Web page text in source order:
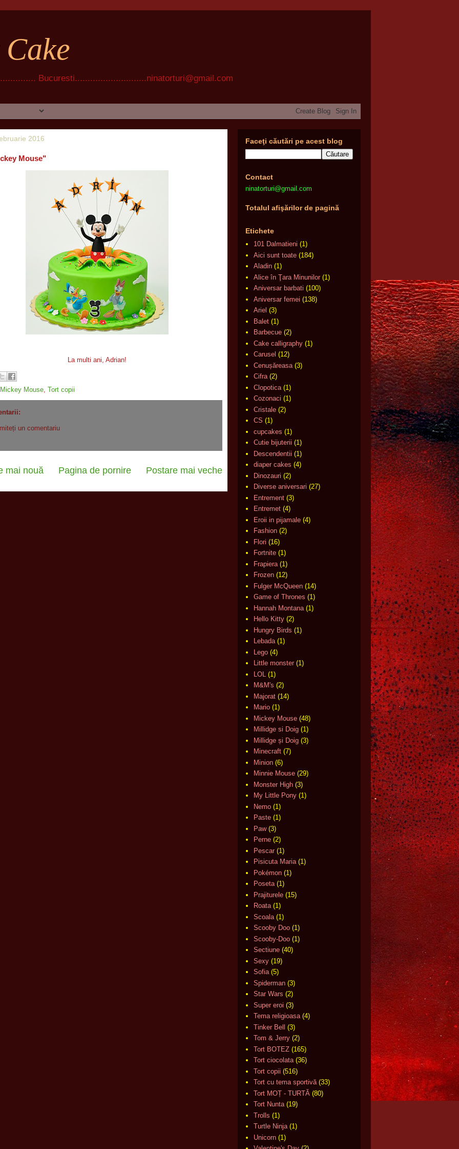
Bucuresti............................ninatorturi@gmail.com
2016
Mouse"
La multi ani, Adrian!
Mickey Mouse, Tort copii
un comentariu
mai nouă Postare mai veche
Pagina de pornire
Faceţi căutări pe acest blog
Contact
ninatorturi@gmail.com
Totalul afişărilor de pagină
Etichete
101 Dalmatieni (1)
Aici sunt toate (184)
Aladin (1)
Alice în Ţara Minunilor (1)
Aniversar barbati (100)
Aniversar femei (138)
Ariel (3)
Balet (1)
Barbecue (2)
Cake calligraphy (1)
Carusel (12)
Cenușăreasa (3)
Cifra (2)
Clopotica (1)
Cozonaci (1)
Cristale (2)
CS (1)
cupcakes (1)
Cutie bijuterii (1)
Descendentii (1)
diaper cakes (4)
Dinozauri (2)
Diverse aniversari (27)
Entrement (3)
Entremet (4)
Eroii in pijamale (4)
Fashion (2)
Flori (16)
Fortnite (1)
Frapiera (1)
Frozen (12)
Fulger McQueen (14)
Game of Thrones (1)
Hannah Montana (1)
Hello Kitty (2)
Hungry Birds (1)
Lebada (1)
Lego (4)
Little monster (1)
LOL
(1)
M&M's (2)
Majorat (14)
Mario (1)
Mickey Mouse (48)
Millidge si Doig (1)
Millidge și Doig (3)
Minecraft (7)
Minion (6)
Minnie Mouse (29)
Monster High (3)
My Little Pony (1)
Nemo (1)
Paste (1)
Paw (3)
Perne (2)
Pescar (1)
Pisicuta Maria (1)
Pokémon (1)
Poseta (1)
Prajiturele (15)
Roata (1)
Scoala (1)
Scooby Doo (1)
Scooby-Doo (1)
Sectiune (40)
Sexy (19)
Sofia (5)
Spiderman (3)
Star Wars (2)
Super eroi (3)
Tema religioasa (4)
Tinker Bell
(3)
Tom & Jerry (2)
Tort BOTEZ (165)
Tort ciocolata (36)
Tort copii (516)
Tort cu tema sportivă (33)
Tort MOȚ - TURTĂ (80)
Tort Nunta (19)
Trolls (1)
Turtle Ninja (1)
Unicorn (1)